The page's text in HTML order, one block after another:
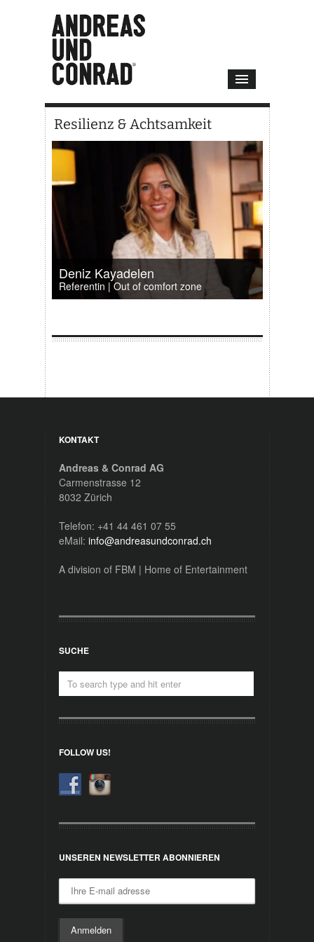
Resilienz & Achtsamkeit
Deniz Kayadelen
Referentin | Out of comfort zone
KONTAKT
Andreas & Conrad AG
Carmenstrasse 12
8032 Zürich
Telefon: +41 44 461 07 55
eMail: info@andreasundconrad.ch
A division of FBM | Home of Entertainment
SUCHE
FOLLOW US!
UNSEREN NEWSLETTER ABONNIEREN